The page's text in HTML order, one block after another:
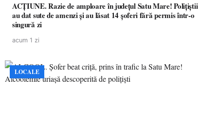
ACȚIUNE. Razie de amploare în județul Satu Mare! Polițiștii
au dat sute de amenzi și au lăsat 14 șoferi fără permis într-o
singură zi
acum 1 zi
LOCALE